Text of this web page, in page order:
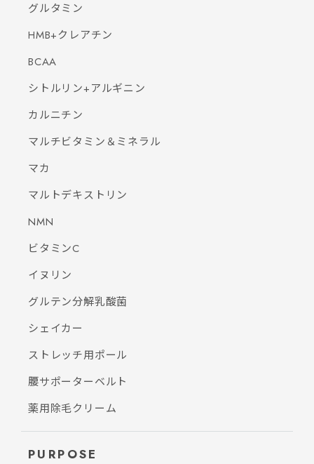
グルタミン
HMB+クレアチン
BCAA
シトルリン+アルギニン
カルニチン
マルチビタミン＆ミネラル
マカ
マルトデキストリン
NMN
ビタミンC
イヌリン
グルテン分解乳酸菌
シェイカー
ストレッチ用ポール
腰サポーターベルト
薬用除毛クリーム
PURPOSE